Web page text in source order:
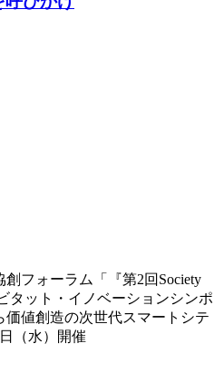
フォーラム「『第2回Society
タット・イノベーションシンポ
価値創造の次世代スマートシテ
（水）開催